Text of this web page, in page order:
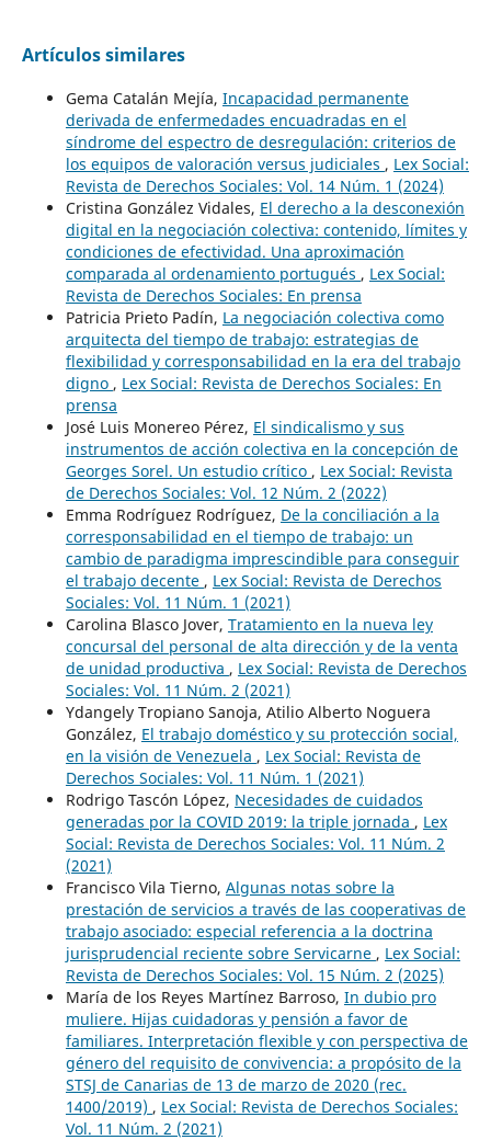
Artículos similares
Gema Catalán Mejía, Incapacidad permanente
derivada de enfermedades encuadradas en el
síndrome del espectro de desregulación: criterios de
los equipos de valoración versus judiciales , Lex Social:
Revista de Derechos Sociales: Vol. 14 Núm. 1 (2024)
Cristina González Vidales, El derecho a la desconexión
digital en la negociación colectiva: contenido, límites y
condiciones de efectividad. Una aproximación
comparada al ordenamiento portugués , Lex Social:
Revista de Derechos Sociales: En prensa
Patricia Prieto Padín, La negociación colectiva como
arquitecta del tiempo de trabajo: estrategias de
flexibilidad y corresponsabilidad en la era del trabajo
digno , Lex Social: Revista de Derechos Sociales: En
prensa
José Luis Monereo Pérez, El sindicalismo y sus
instrumentos de acción colectiva en la concepción de
Georges Sorel. Un estudio crítico , Lex Social: Revista
de Derechos Sociales: Vol. 12 Núm. 2 (2022)
Emma Rodríguez Rodríguez, De la conciliación a la
corresponsabilidad en el tiempo de trabajo: un
cambio de paradigma imprescindible para conseguir
el trabajo decente , Lex Social: Revista de Derechos
Sociales: Vol. 11 Núm. 1 (2021)
Carolina Blasco Jover, Tratamiento en la nueva ley
concursal del personal de alta dirección y de la venta
de unidad productiva , Lex Social: Revista de Derechos
Sociales: Vol. 11 Núm. 2 (2021)
Ydangely Tropiano Sanoja, Atilio Alberto Noguera
González, El trabajo doméstico y su protección social,
en la visión de Venezuela , Lex Social: Revista de
Derechos Sociales: Vol. 11 Núm. 1 (2021)
Rodrigo Tascón López, Necesidades de cuidados
generadas por la COVID 2019: la triple jornada , Lex
Social: Revista de Derechos Sociales: Vol. 11 Núm. 2
(2021)
Francisco Vila Tierno, Algunas notas sobre la
prestación de servicios a través de las cooperativas de
trabajo asociado: especial referencia a la doctrina
jurisprudencial reciente sobre Servicarne , Lex Social:
Revista de Derechos Sociales: Vol. 15 Núm. 2 (2025)
María de los Reyes Martínez Barroso, In dubio pro
muliere. Hijas cuidadoras y pensión a favor de
familiares. Interpretación flexible y con perspectiva de
género del requisito de convivencia: a propósito de la
STSJ de Canarias de 13 de marzo de 2020 (rec.
1400/2019) , Lex Social: Revista de Derechos Sociales:
Vol. 11 Núm. 2 (2021)